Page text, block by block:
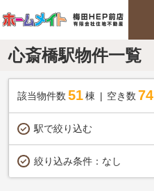
心斎橋駅物件一覧
該当物件数 51棟 空き数 74
駅で絞り込む
絞り込み条件： なし